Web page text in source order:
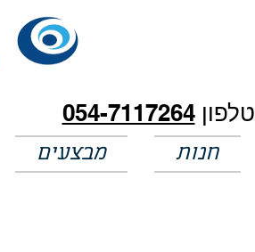
טלפון054-7117264
חנות מבצעים